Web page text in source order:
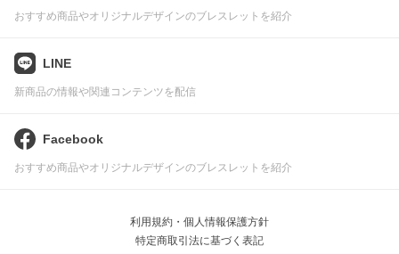
おすすめ商品やオリジナルデザインのブレスレットを紹介
LINE
新商品の情報や関連コンテンツを配信
Facebook
おすすめ商品やオリジナルデザインのブレスレットを紹介
利用規約・個人情報保護方針
特定商取引法に基づく表記